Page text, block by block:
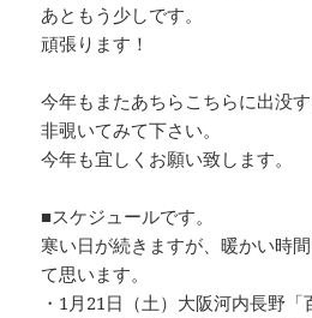
あともう少しです。
頑張ります！
今年もまたあちらこちらに出没
非覗いてみて下さい。
今年も宜しくお願い致します。
■スケジュールです。
寒い日が続きますが、暖かい時
て思います。
・1月21日（土）大阪河内長野「